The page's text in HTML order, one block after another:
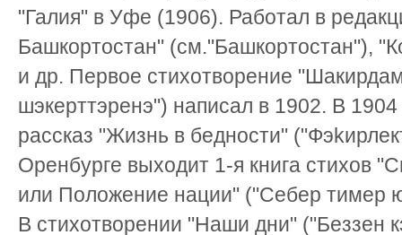
"Галия" в Уфе (1906). Работал в
Башкортостан" (см."Башкортостан"),
и др. Первое стихотворение
шэкерттэренэ") написал в 1902. В
рассказ "Жизнь в бедности"
Оренбурге выходит 1-я книга стихов
или Положение нации" ("Себер тимер
В стихотворении "Наши дни" ("Беззен